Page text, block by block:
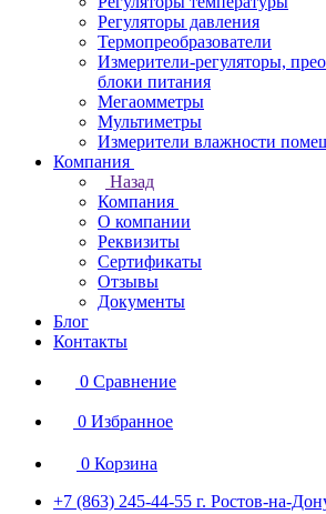
Регуляторы давления
Термопреобразователи
Измерители-регуляторы,
блоки питания
Мегаомметры
Мультиметры
Измерители влажности
Компания
Назад
Компания
О компании
Реквизиты
Сертификаты
Отзывы
Документы
Блог
Контакты
0 Сравнение
0 Избранное
0 Корзина
+7 (863) 245-44-55 г. Ростов-на-